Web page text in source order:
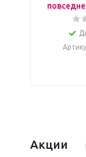
Акции